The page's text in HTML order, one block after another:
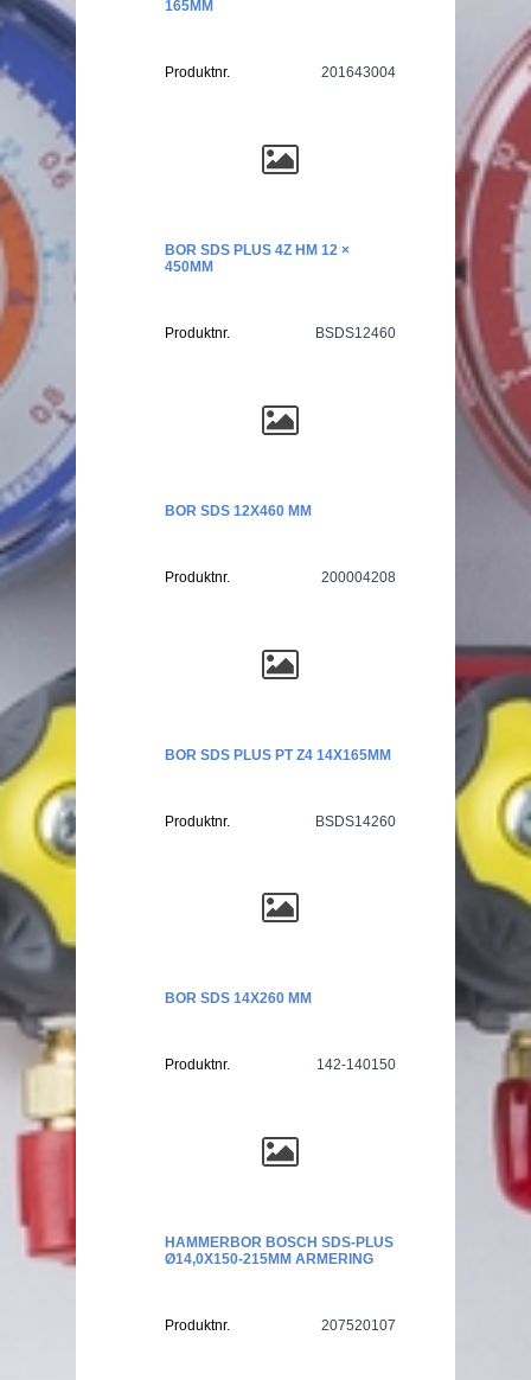
165MM
Produktnr. 201643004
BOR SDS PLUS 4Z HM 12 ×
450MM
Produktnr. BSDS12460
BOR SDS 12X460 MM
Produktnr. 200004208
BOR SDS PLUS PT Z4 14X165MM
Produktnr. BSDS14260
BOR SDS 14X260 MM
Produktnr. 142-140150
HAMMERBOR BOSCH SDS-PLUS
Ø14,0X150-215MM ARMERING
Produktnr. 207520107